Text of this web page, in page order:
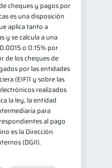
cheques y pagos por
es una disposición
aplica tanto a
y se calcula a una
o 0.15% por
de los cheques de
por las entidades
(EIF)1 y sobre las
realizados
la ley, la entidad
para
al pago
es la Dirección
(DGII).